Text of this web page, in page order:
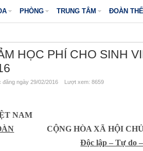
PHÒNG TRUNG TÂM ĐOÀN THỂ
HỌC PHÍ CHO SINH
ngày 29/02/2016 Lượt xem: 8659
NAM
CỘNG HÒA XÃ HỘI
Độc lập – Tự do